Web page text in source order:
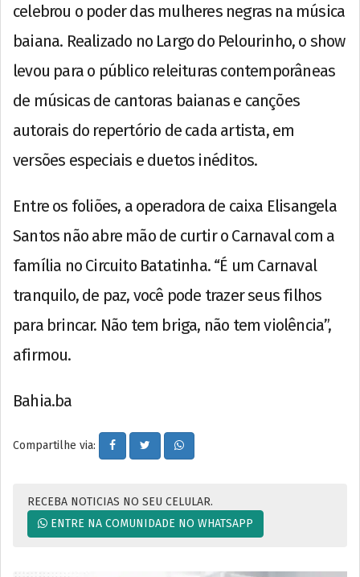
celebrou o poder das mulheres negras na música
baiana. Realizado no Largo do Pelourinho, o show
levou para o público releituras contemporâneas
de músicas de cantoras baianas e canções
autorais do repertório de cada artista, em
versões especiais e duetos inéditos.
Entre os foliões, a operadora de caixa Elisangela
Santos não abre mão de curtir o Carnaval com a
família no Circuito Batatinha. “É um Carnaval
tranquilo, de paz, você pode trazer seus filhos
para brincar. Não tem briga, não tem violência”,
afirmou.
Bahia.ba
Compartilhe via:
RECEBA NOTICIAS NO SEU CELULAR.
ENTRE NA COMUNIDADE NO WHATSAPP